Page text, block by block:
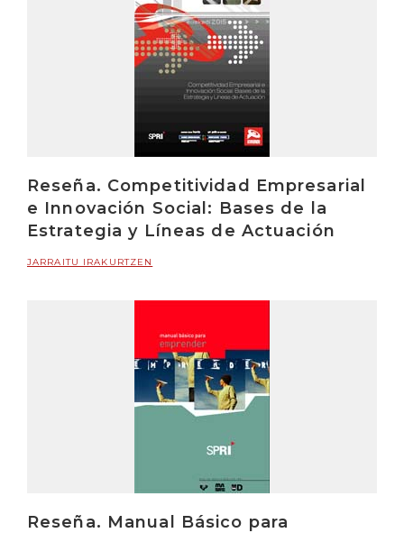
Reseña. Competitividad Empresarial
e Innovación Social: Bases de la
Estrategia y Líneas de Actuación
JARRAITU IRAKURTZEN
Reseña. Manual Básico para